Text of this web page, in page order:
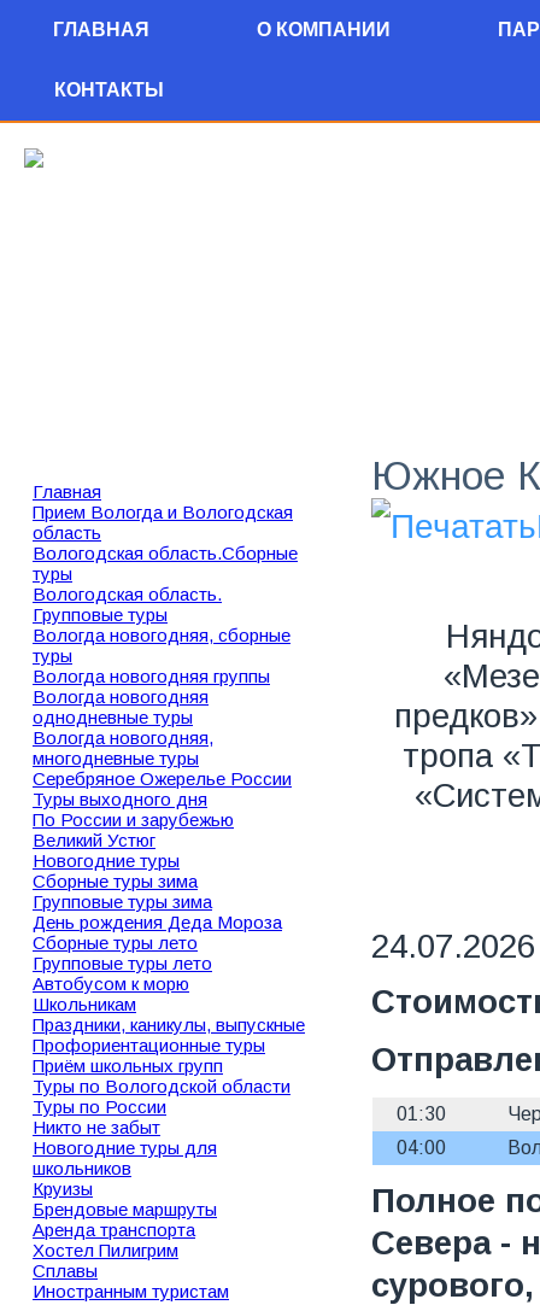
ГЛАВНАЯ О КОМПАНИИ
КОНТАКТЫ
Главная
Прием Вологда и Вологодская
область
Вологодская область.Сборные
туры
Вологодская область.
Групповые туры
Вологда новогодняя, сборные
туры
Вологда новогодняя группы
Вологда новогодняя
однодневные туры
Вологда новогодняя,
многодневные туры
Серебряное Ожерелье России
Туры выходного дня
По России и зарубежью
Великий Устюг
Новогодние туры
Сборные туры зима
Групповые туры зима
День рождения Деда Мороза
Сборные туры лето
Групповые туры лето
Автобусом к морю
Школьникам
Праздники, каникулы, выпускные
Профориентационные туры
Приём школьных групп
Туры по Вологодской области
Туры по России
Никто не забыт
Новогодние туры для
школьников
Круизы
Брендовые маршруты
Аренда транспорта
Хостел Пилигрим
Сплавы
Иностранным туристам
Южное
тропа
24.07.2026
01:30
04:00
Полное
Севера -